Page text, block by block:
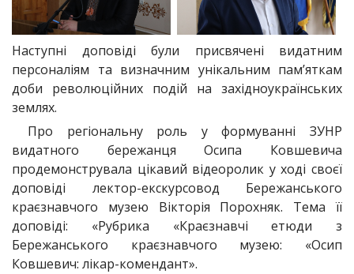
Наступні доповіді були присвячені видатним
персоналіям та визначним унікальним пам’яткам
доби революційних подій на західноукраїнських
землях.
Про регіональну роль у формуванні ЗУНР
видатного бережанця Осипа Ковшевича
продемонструвала цікавий відеоролик у ході своєї
доповіді лектор-екскурсовод Бережанського
краєзнавчого музею Вікторія Порохняк. Тема її
доповіді: «Рубрика «Краєзнавчі етюди з
Бережанського краєзнавчого музею: «Осип
Ковшевич: лікар-комендант».